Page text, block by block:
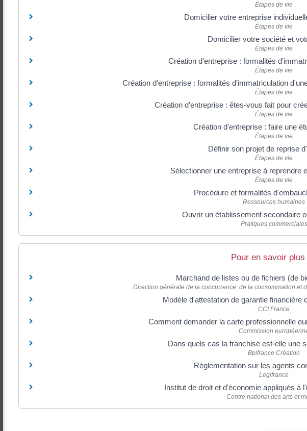
Étapes de vie
Domicilier votre entreprise
Étapes de vie
Domicilier votre société et
Étapes de vie
Création d'entreprise : formalités
Étapes de vie
Création d'entreprise : formalités d'immatriculation
Étapes de vie
Création d'entreprise : êtes-vous fait pour
Étapes de vie
Création d'entreprise : faire une
Étapes de vie
Définir son projet de reprise
Étapes de vie
Sélectionner une entreprise à reprendre
Étapes de vie
Procédure et formalités
Ressources humaines
Ouvrir un établissement secondaire
Pratiques commerciales
Pour en savoir plus
Marchand de listes ou de fichiers (de
Direction générale de la concurrence, de la consommation et
Modèle d'attestation de garantie financière
CCI France
Comment demander la carte professionnelle
Commission
Dans quels cas la franchise est-elle une
Bpifrance Création
Réglementation sur les agents
Legifrance
Institut de droit et d'économie appliqués à
Centre national des arts et